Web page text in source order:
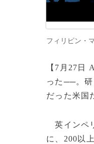
フィリピン・
【7月27日
った──。研
だった米国
英インペ
に、200以